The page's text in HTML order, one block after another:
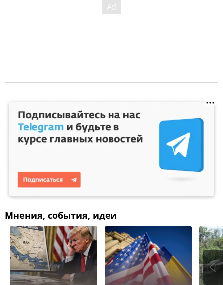
Мнения, события, идеи